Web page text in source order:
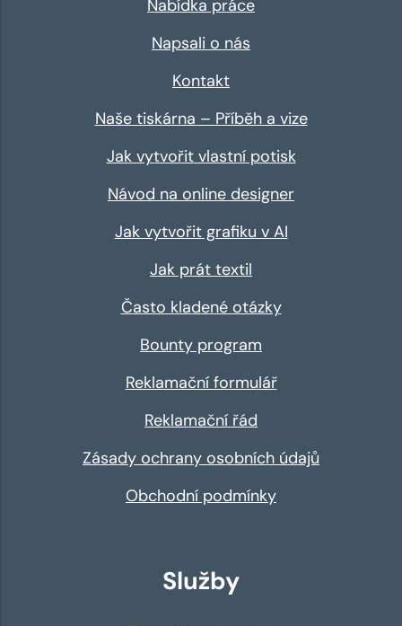
Nabídka práce
Napsali o nás
Kontakt
Naše tiskárna – Příběh a vize
Jak vytvořit vlastní potisk
Návod na online designer
Jak vytvořit grafiku v AI
Jak prát textil
Často kladené otázky
Bounty program
Reklamační formulář
Reklamační řád
Zásady ochrany osobních údajů
Obchodní podmínky
Služby